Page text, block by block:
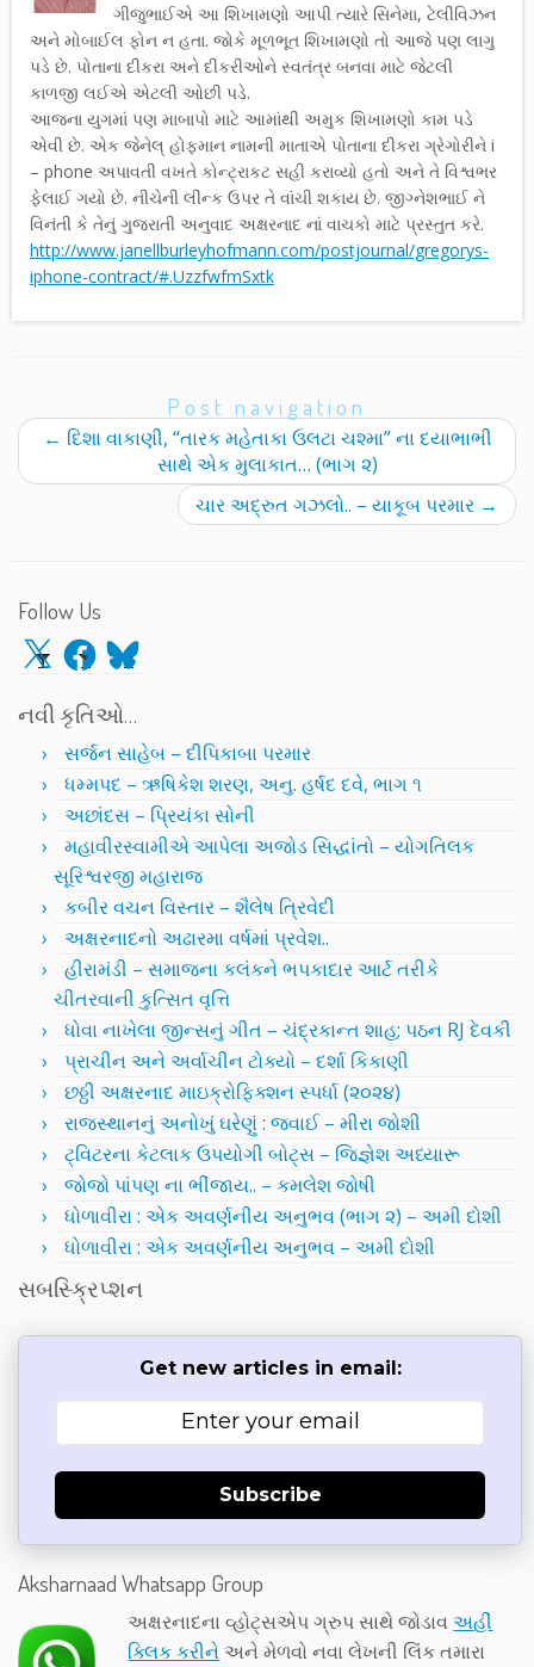
ગીજુભાઈએ આ શિખામણો આપી ત્યારે સિનેમા, ટેલીવિઝન
અને મોબાઈલ ફોન ન હતા. જોકે મૂળભૂત શિખામણો તો આજે પણ લાગુ
પડે છે. પોતાના દીકરા અને દીકરીઓને સ્વતંત્ર બનવા માટે જેટલી
કાળજી લઈએ એટલી ઓછી પડે.
આજના યુગમાં પણ માબાપો માટે આમાંથી અમુક શિખામણો કામ પડે
એવી છે. એક જેનેલ્ હોફ્માન નામની માતાએ પોતાના દીકરા ગ્રેગોરીને i
– phone અપાવતી વખતે કોન્ટ્રાકટ સહી કરાવ્યો હતો અને તે વિશ્વભર
ફેલાઈ ગયો છે. નીચેની લીન્ક ઉપર તે વાંચી શકાય છે. જીગ્નેશભાઈ ને
વિનંતી કે તેનું ગુજરાતી અનુવાદ અક્ષરનાદ નાં વાચકો માટે પ્રસ્તુત કરે.
http://www.janellburleyhofmann.com/postjournal/gregorys-
iphone-contract/#.UzzfwfmSxtk
Post navigation
← દિશા વાકાણી, “તારક મહેતાકા ઉલટા ચશ્મા” ના દયાભાભી
સાથે એક મુલાકાત… (ભાગ ૨)
ચાર અદ્રુત ગઝલો.. – યાકૂબ પરમાર →
Follow Us
X Facebook
Bluesky
નવી કૃતિઓ…
સર્જન સાહેબ – દીપિકાબા પરમાર
ધમ્મપદ – ઋષિકેશ શરણ, અનુ. હર્ષદ દવે, ભાગ ૧
અછાંદસ – પ્રિયંકા સોની
મહાવીરસ્વામીએ આપેલા અજોડ સિદ્ધાંતો – યોગતિલક
સૂરિશ્વરજી મહારાજ
કબીર વચન વિસ્તાર – શૈલેષ ત્રિવેદી
અક્ષરનાદનો અઢારમા વર્ષમાં પ્રવેશ..
હીરામંડી – સમાજના કલંકને ભપકાદાર આર્ટ તરીકે
ચીતરવાની કુત્સિત વૃત્તિ
ધોવા નાખેલા જીન્સનું ગીત – ચંદ્રકાન્ત શાહ; પઠન RJ દેવકી
પ્રાચીન અને અર્વાચીન ટોક્યો – દર્શા કિકાણી
છઠ્ઠી અક્ષરનાદ માઇક્રોફિક્શન સ્પર્ધા (૨૦૨૪)
રાજસ્થાનનું અનોખું ઘરેણું : જવાઈ – મીરા જોશી
ટ્વિટરના કેટલાક ઉપયોગી બોટ્સ – જિજ્ઞેશ અધ્યારૂ
જોજો પાંપણ ના ભીંજાય.. – કમલેશ જોષી
ધોળાવીરા : એક અવર્ણનીય અનુભવ (ભાગ ૨) – અમી દોશી
ધોળાવીરા : એક અવર્ણનીય અનુભવ – અમી દોશી
સબસ્ક્રિપ્શન
Get new articles in email:
Subscribe
Aksharnaad Whatsapp Group
અક્ષરનાદના વ્હોટ્સએપ ગ્રુપ સાથે જોડાવઅહીં
ક્લિક કરીને અને મેળવો નવા લેખની લિંક તમારા